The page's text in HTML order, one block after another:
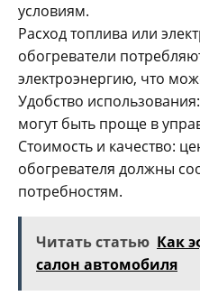
условиям.
Расход топлива или
обогреватели
электроэнергию, что
Удобство
могут быть проще в
Стоимость и качество:
обогревателя должны
потребностям.
Читать статью Как
салон автомобиля